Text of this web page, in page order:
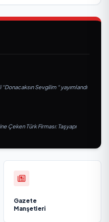
“Donacaksın Sevgilim “ yayımlandı
Çeken Türk Firması: Taşyapı
Gazete
Manşetleri